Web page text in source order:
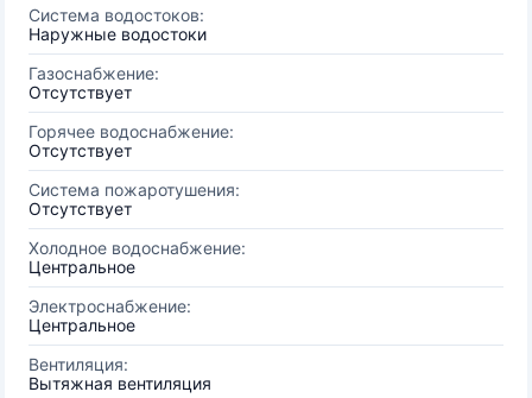
Система водостоков:
Наружные водостоки
Газоснабжение:
Отсутствует
Горячее водоснабжение:
Отсутствует
Система пожаротушения:
Отсутствует
Холодное водоснабжение:
Центральное
Электроснабжение:
Центральное
Вентиляция:
Вытяжная вентиляция